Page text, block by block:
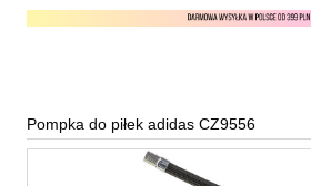
Pompka do piłek adidas CZ9556